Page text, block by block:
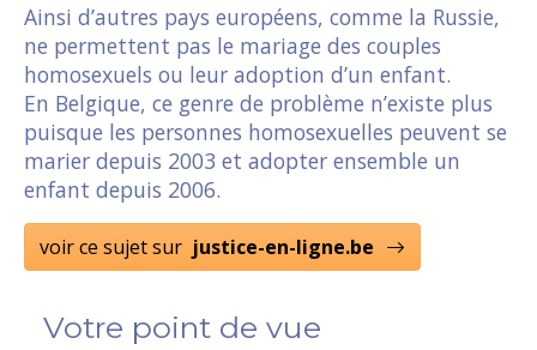
Ainsi d’autres pays européens, comme la Russie,
ne permettent pas le mariage des couples
homosexuels ou leur adoption d’un enfant.
En Belgique, ce genre de problème n’existe plus
puisque les personnes homosexuelles peuvent se
marier depuis 2003 et adopter ensemble un
enfant depuis 2006.
voir ce sujet sur justice-en-ligne.be
Votre point de vue